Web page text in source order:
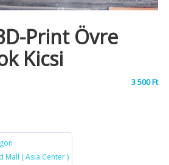
Print Övre
Kicsi
3 500Ft
Mall ( Asia Center )